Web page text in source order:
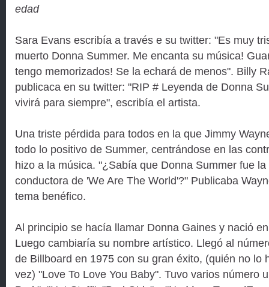
edad
Sara Evans escribía a través e su twitter: "Es muy
muerto Donna Summer. Me encanta su música!
tengo memorizados! Se la echará de menos". Billy
publicaca en su twitter: "RIP # Leyenda de Donna
vivirá para siempre", escribía el artista.
Una triste pérdida para todos en la que Jimmy
todo lo positivo de Summer, centrándose en las
hizo a la música. "¿Sabía que Donna Summer fue
conductora de 'We Are The World'?" Publicaba
tema benéfico.
Al principio se hacía llamar Donna Gaines y nació
Luego cambiaría su nombre artístico. Llegó al
de Billboard en 1975 con su gran éxito, (quién no lo
vez) "Love To Love You Baby". Tuvo varios número